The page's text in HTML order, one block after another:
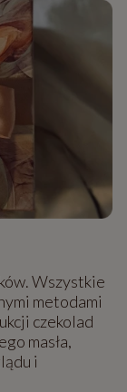
Wszystkie
metodami
czekolad
masła,
i